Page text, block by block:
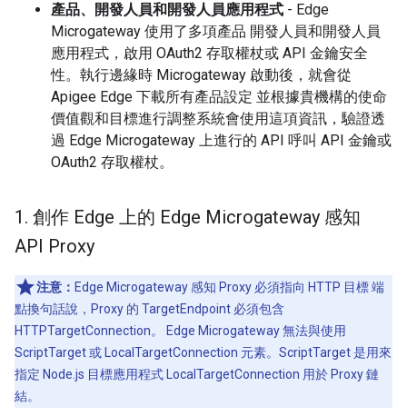
產品、開發人員和開發人員應用程式 - Edge
Microgateway 使用了多項產品 開發人員和開發人員
應用程式，啟用 OAuth2 存取權杖或 API 金鑰安全
性。執行邊緣時 Microgateway 啟動後，就會從
Apigee Edge 下載所有產品設定 並根據貴機構的使命
價值觀和目標進行調整系統會使用這項資訊，驗證透
過 Edge Microgateway 上進行的 API 呼叫 API 金鑰或
OAuth2 存取權杖。
1 . 創作 Edge 上的 Edge Microgateway 感知
API Proxy
注意： Edge Microgateway 感知 Proxy 必須指向 HTTP 目標 端
點換句話說，Proxy 的 TargetEndpoint 必須包含
HTTPTargetConnection。 Edge Microgateway 無法與使用
ScriptTarget 或 LocalTargetConnection 元素。ScriptTarget 是用來
指定 Node.js 目標應用程式 LocalTargetConnection 用於 Proxy 鏈
結。